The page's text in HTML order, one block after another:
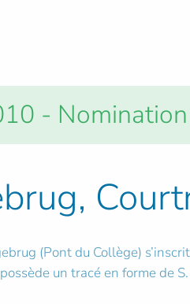
- Nomination
(Pont du Collège)
un tracé en forme de